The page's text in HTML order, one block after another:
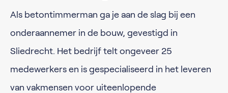
Als betontimmerman ga je aan de slag bij een
onderaannemer in de bouw, gevestigd in
Sliedrecht. Het bedrijf telt ongeveer 25
medewerkers en is gespecialiseerd in het leveren
van vakmensen voor uiteenlopende